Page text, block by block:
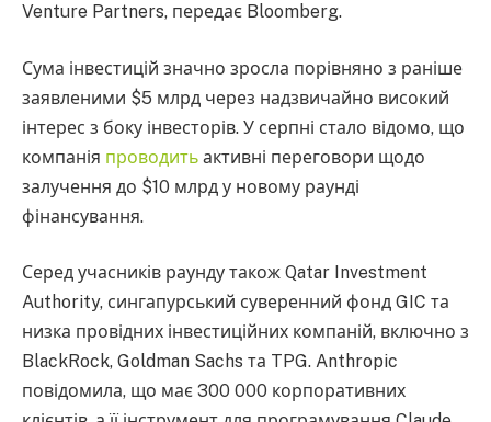
Venture Partners, передає Bloomberg.
Сума інвестицій значно зросла порівняно з раніше
заявленими $5 млрд через надзвичайно високий
інтерес з боку інвесторів. У серпні стало відомо, що
компанія проводить активні переговори щодо
залучення до $10 млрд у новому раунді
фінансування.
Серед учасників раунду також Qatar Investment
Authority, сингапурський суверенний фонд GIC та
низка провідних інвестиційних компаній, включно з
BlackRock, Goldman Sachs та TPG. Anthropic
повідомила, що має 300 000 корпоративних